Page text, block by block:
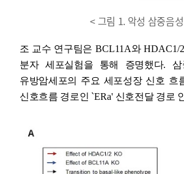
< 그림 1. 악성 삼중음
조 교수 연구팀은 BCL11A와HDAC1/2
분자 세포실험을 통해 증명했다.
유방암세포의 주요 세포성장 신호 흐
신호흐름 경로인 `ERa' 신호전달 경로